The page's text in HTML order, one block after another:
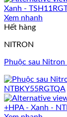
Xem nhanh
Hết hàng
NITRON
Phuộc sau Nitron